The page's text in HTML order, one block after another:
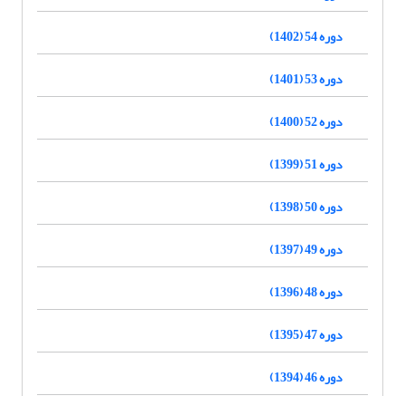
دوره 54 (1402)
دوره 53 (1401)
دوره 52 (1400)
دوره 51 (1399)
دوره 50 (1398)
دوره 49 (1397)
دوره 48 (1396)
دوره 47 (1395)
دوره 46 (1394)